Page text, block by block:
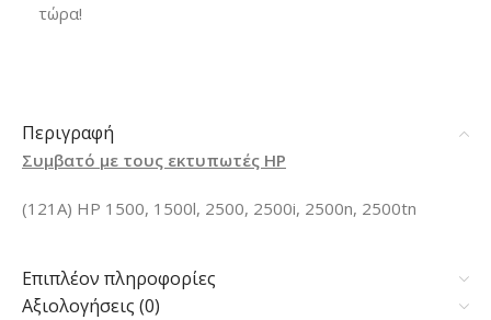
τώρα!
Περιγραφή
Συμβατό με τους εκτυπωτές HP
(121A) HP 1500, 1500l, 2500, 2500i, 2500n, 2500tn
Επιπλέον πληροφορίες
Αξιολογήσεις (0)